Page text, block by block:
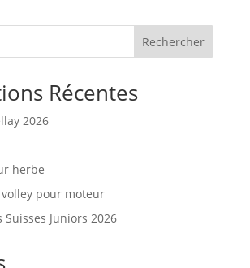
Rechercher
Récentes
2026
herbe
pour moteur
Juniors 2026